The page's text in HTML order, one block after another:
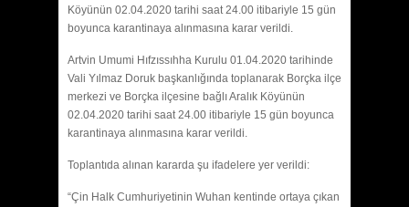
Köyünün 02.04.2020 tarihi saat 24.00 itibariyle 15 gün
boyunca karantinaya alınmasına karar verildi.
Artvin Umumi Hıfzıssıhha Kurulu 01.04.2020 tarihinde
Vali Yılmaz Doruk başkanlığında toplanarak Borçka ilçe
merkezi ve Borçka ilçesine bağlı Aralık Köyünün
02.04.2020 tarihi saat 24.00 itibariyle 15 gün boyunca
karantinaya alınmasına karar verildi.
Toplantıda alınan kararda şu ifadelere yer verildi:
“Çin Halk Cumhuriyetinin Wuhan kentinde ortaya çıkan